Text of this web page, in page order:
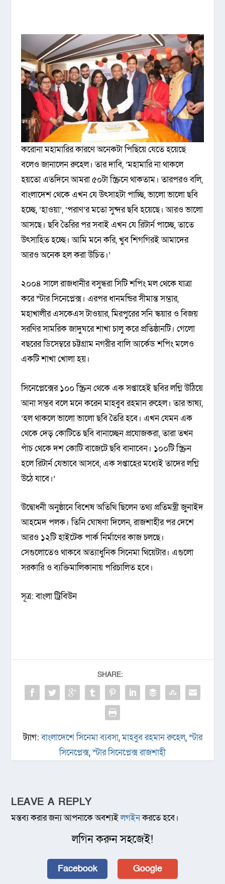
করোনা মহামারির কারণে অনেকটা পিছিয়ে যেতে হয়েছে
বলেও জানালেন রুহেল। তার দাবি, ‘মহামারি না থাকলে
হয়তো এতদিনে আমরা ৫০টা স্ক্রিনে থাকতাম। তারপরও বলি,
বাংলাদেশ থেকে এখন যে উৎসাহটা পাচ্ছি, ভালো ভালো ছবি
হচ্ছে, ‘হাওয়া’, ‘পরাণ’র মতো সুন্দর ছবি হয়েছে। আরও ভালো
আসছে। ছবি তৈরির পর সবাই এখন যে রিটার্ন পাচ্ছে, তাতে
উৎসাহিত হচ্ছে। আমি মনে করি, খুব শিগগিরই আমাদের
আরও অনেক হল করা উচিত।’
২০০৪ সালে রাজধানীর বসুন্ধরা সিটি শপিং মল থেকে যাত্রা
করে স্টার সিনেপ্লেক্স। এরপর ধানমন্ডির সীমান্ত সম্ভার,
মহাখালীর এসকেএস টাওয়ার, মিরপুরের সনি স্কয়ার ও বিজয়
সরণির সামরিক জাদুঘরে শাখা চালু করে প্রতিষ্ঠানটি। গেলো
বছরের ডিসেম্বরে চট্টগ্রাম নগরীর বালি আর্কেড শপিং মলেও
একটি শাখা খোলা হয়।
সিনেপ্লেক্সের ১০০ স্ক্রিন থেকে এক সপ্তাহেই ছবির লগ্নি উঠিয়ে
আনা সম্ভব বলে মনে করেন মাহবুব রহমান রুহেল। তার ভাষ্য,
‘হল থাকলে ভালো ভালো ছবি তৈরি হবে। এখন যেমন এক
থেকে দেড় কোটিতে ছবি বানাচ্ছেন প্রযোজকরা, তারা তখন
পাঁচ থেকে দশ কোটি বাজেটে ছবি বানাবেন। ১০০টি স্ক্রিন
হলে রিটার্ন যেভাবে আসবে, এক সপ্তাহের মধ্যেই তাদের লগ্নি
উঠে যাবে।’
উদ্বোধনী অনুষ্ঠানে বিশেষ অতিথি ছিলেন তথ্য প্রতিমন্ত্রী জুনাইদ
আহমেদ পলক। তিনি ঘোষণা দিলেন, রাজশাহীর পর দেশে
আরও ১২টি হাইটেক পার্ক নির্মাণের কাজ চলছে।
সেগুলোতেও থাকবে অত্যাধুনিক সিনেমা থিয়েটার। এগুলো
সরকারি ও ব্যক্তিমালিকানায় পরিচালিত হবে।
সূত্র: বাংলা ট্রিবিউন
SHARE:
ট্যাগ:বাংলাদেশে সিনেমা ব্যবসা,মাহবুব রহমান রুহেল,স্টার
সিনেপ্লেক্স,স্টার সিনেপ্লেক্স রাজশাহী
LEAVE A REPLY
মন্তব্য করার জন্য আপনাকে অবশ্যইলগইনকরতে হবে।
লগিন করুন সহজেই!
Facebook Google